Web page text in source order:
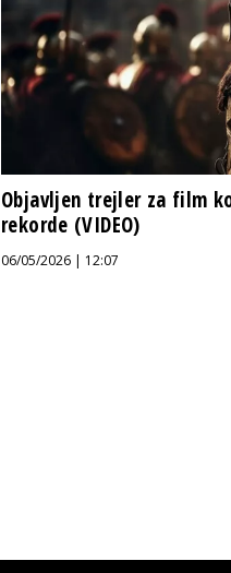
Objavljen trejler za film
rekorde (VIDEO)
06/05/2026 | 12:07